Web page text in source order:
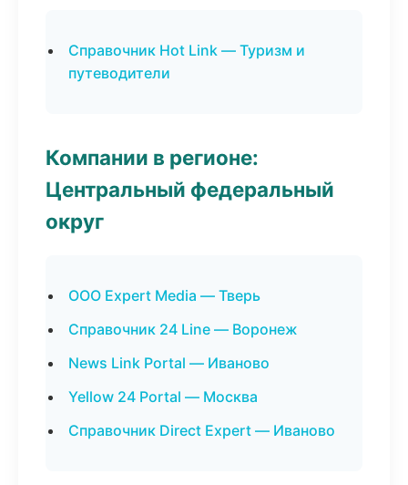
Справочник Hot Link — Туризм и
путеводители
Компании в регионе:
Центральный федеральный
округ
ООО Expert Media — Тверь
Справочник 24 Line — Воронеж
News Link Portal — Иваново
Yellow 24 Portal — Москва
Справочник Direct Expert — Иваново